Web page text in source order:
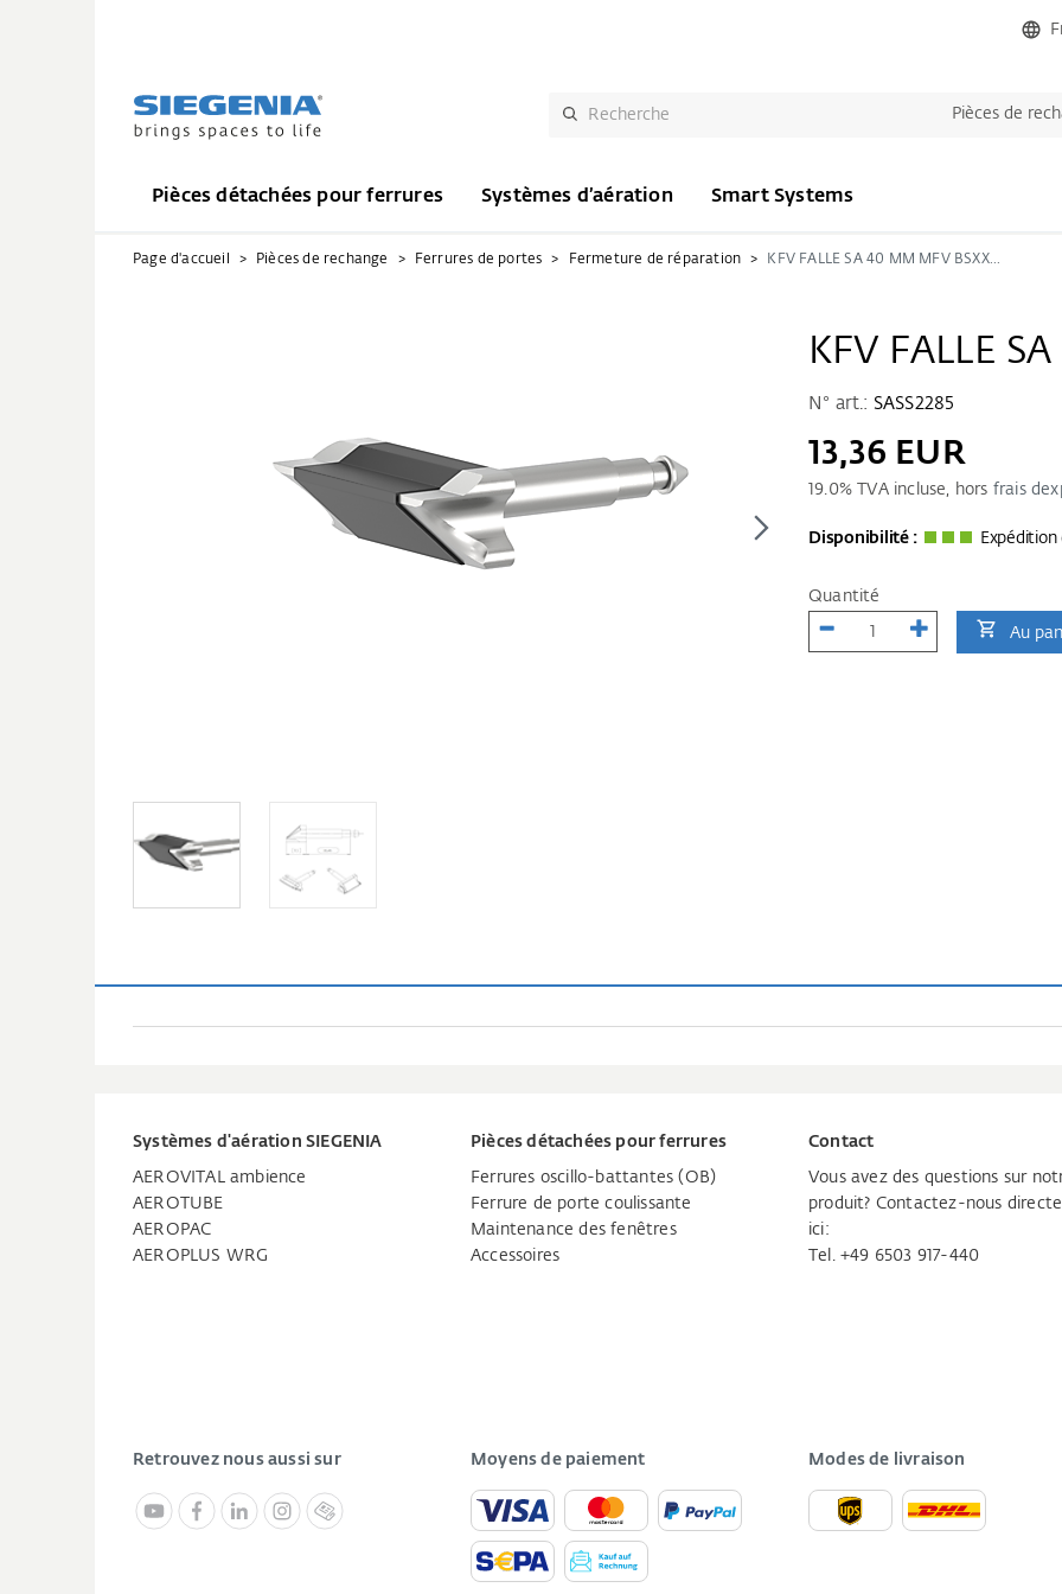
Pièces de
Pièces détachées pour ferrures Systèmes d’aération Smart Systems
Page d'accueil Pièces de rechange Ferrures de portes Fermeture de réparation KFV FALLE SA 40 MM MFV BSXXXX
KFV FALLE
N° art.: SASS2285
13,36 EUR
19.0% TVA incluse, hors frais
Disponibilité : Expédition
Quantité
Au
Systèmes d'aération SIEGENIA
AEROVITAL ambience
AEROTUBE
AEROPAC
AEROPLUS WRG
Pièces détachées pour ferrures
Ferrures oscillo-battantes (OB)
Ferrure de porte coulissante
Maintenance des fenêtres
Accessoires
Contact
Vous avez des questions sur
produit? Contactez-nous
ici:
Tel. +49 6503 917-440
Retrouvez nous aussi sur Moyens de paiement
Modes de livraison